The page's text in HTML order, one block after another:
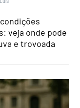
veja onde pode
e trovoada